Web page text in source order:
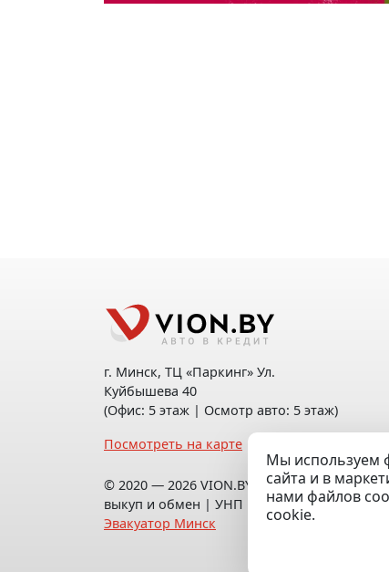
г. Минск, ТЦ «Паркинг» Ул.
Куйбышева 40
(Офис: 5 этаж | Осмотр авто: 5 этаж)
Посмотреть на карте
© 2020 — 2026 VION.BY — Продажа,
выкуп и обмен | УНП 192961100 |
Эвакуатор Минск
Мы используем
сайта и в
нами файлов
cookie.